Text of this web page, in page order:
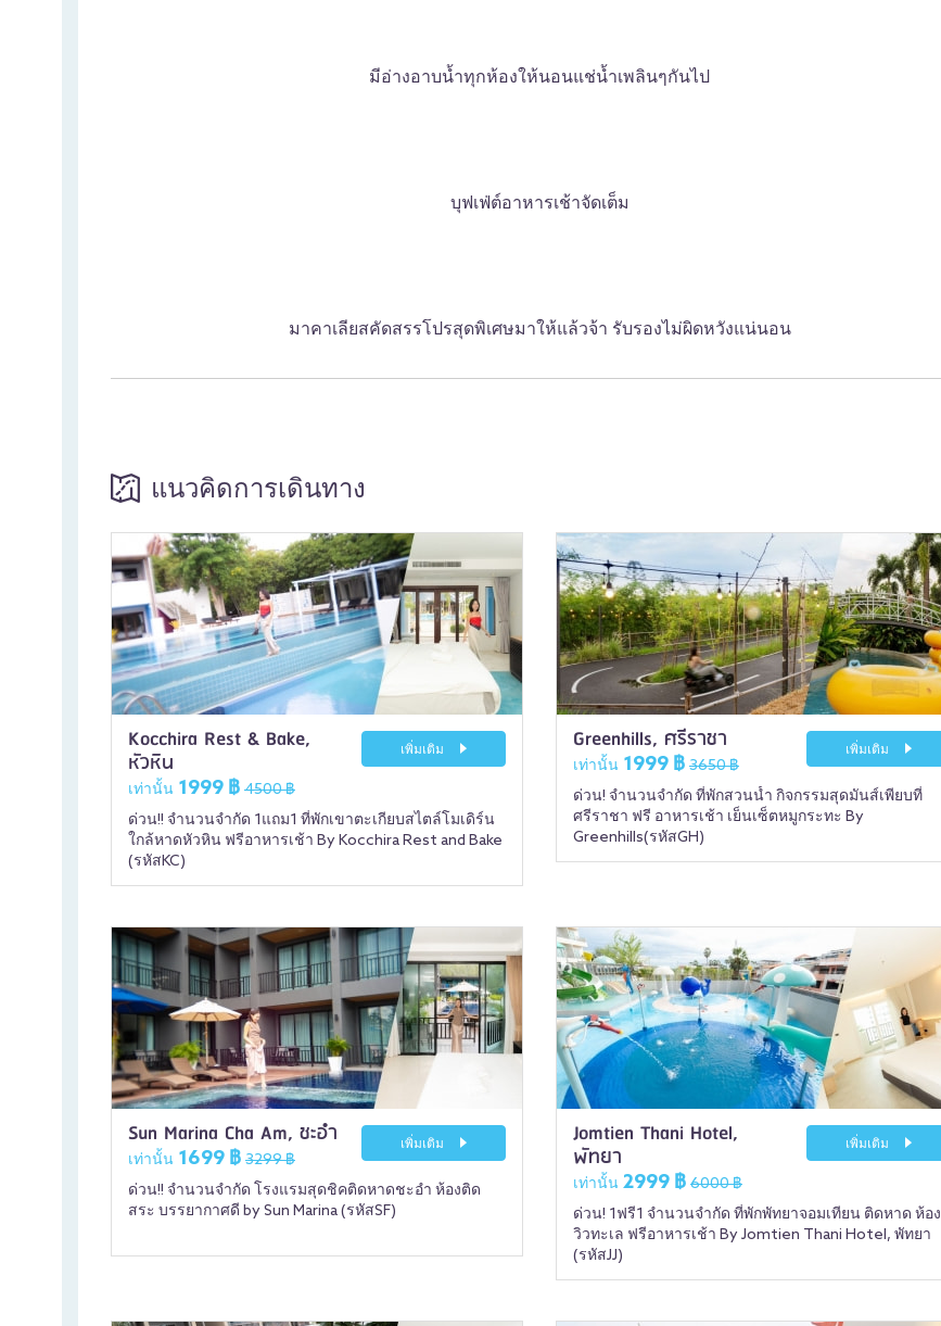
มีอ่างอาบน้ำทุกห้องให้นอนแช่น้ำเพลินๆกันไป
บุฟเฟ่ต์อาหารเช้าจัดเต็ม
มาคาเลียสคัดสรรโปรสุดพิเศษมาให้แล้วจ้า รับรองไม่ผิดหวังแน่นอน
แนวคิดการเดินทาง
Kocchira Rest & Bake,
หัวหิน
เท่านั้น 1999 ฿ 4500 ฿
เพิ่มเติม
ด่วน!! จำนวนจำกัด 1แถม1 ที่พักเขาตะเกียบสไตล์โมเดิร์น
ใกล้หาดหัวหิน ฟรีอาหารเช้า By Kocchira Rest and Bake
(รหัสKC)
Greenhills, ศรีราชา
เท่านั้น 1999 ฿ 3650 ฿
เพิ่มเติม
ด่วน! จำนวนจำกัด ที่พักสวนน้ำ กิจกรรมสุดมันส์เพียบที่
ศรีราชา ฟรี อาหารเช้า เย็นเซ็ตหมูกระทะ By
Greenhills(รหัสGH)
Sun Marina Cha Am, ชะอำ
เท่านั้น 1699 ฿ 3299 ฿
เพิ่มเติม
ด่วน!! จำนวนจำกัด โรงแรมสุดชิคติดหาดชะอำ ห้องติด
สระ บรรยากาศดี by Sun Marina (รหัสSF)
Jomtien Thani Hotel,
พัทยา
เท่านั้น 2999 ฿ 6000 ฿
เพิ่มเติม
ด่วน! 1ฟรี1 จำนวนจำกัด ที่พักพัทยาจอมเทียน ติดหาด ห้อง
วิวทะเล ฟรีอาหารเช้า By Jomtien Thani Hotel, พัทยา
(รหัสJJ)